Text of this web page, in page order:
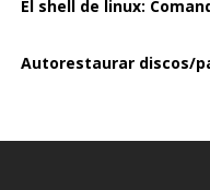
El shell de linux:
Autorestaurar discos/